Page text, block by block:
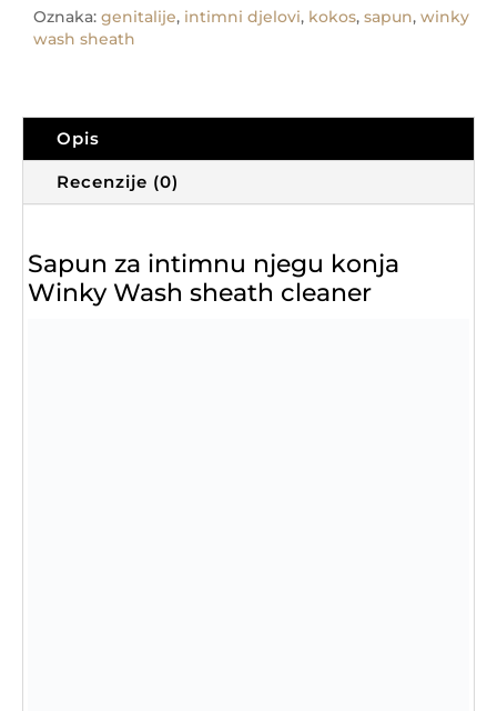
sapun
za
Oznaka: genitalije, intimni djelovi, kokos, sapun, winky
wash sheath
Opis
Recenzije (0)
Sapun za intimnu njegu konja
Winky Wash sheath cleaner